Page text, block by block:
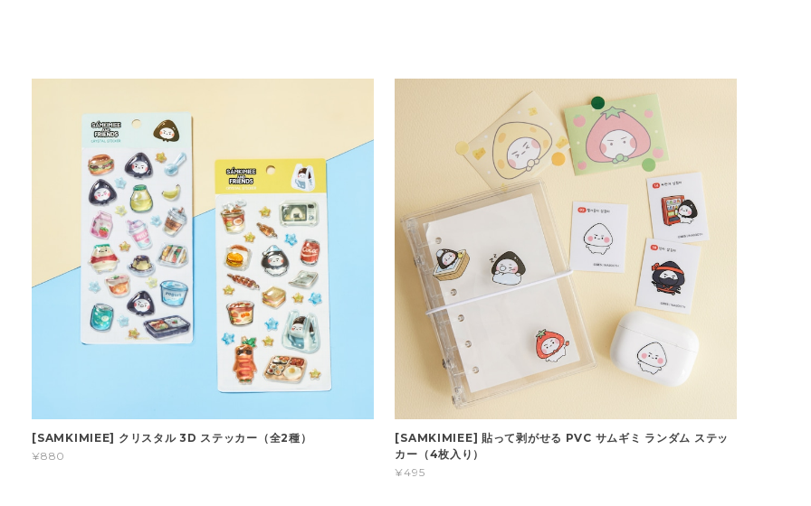
[SAMKIMIEE] クリスタル 3D ステッカー（全2種）
¥880
[SAMKIMIEE] 貼って剥がせる PVC サムギミ ランダム ステッ
カー（4枚入り）
¥495